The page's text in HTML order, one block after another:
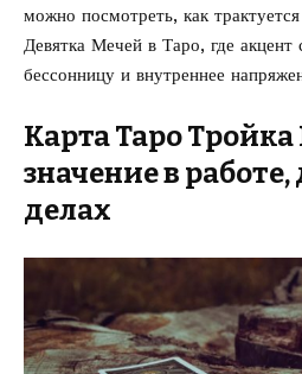
можно посмотреть, как
Девятка Мечей в Таро, где
бессонницу и внутреннее
Карта Таро
значение в работе,
делах